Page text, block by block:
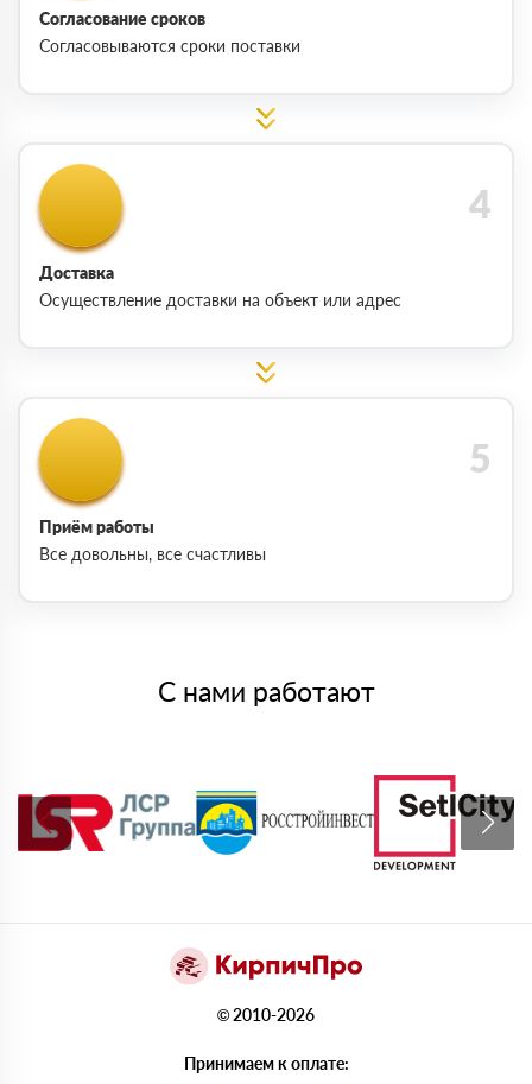
Согласование сроков
Согласовываются сроки поставки
Доставка
Осуществление доставки на объект или адрес
Приём работы
Все довольны, все счастливы
С нами работают
© 2010-2026
Принимаем к оплате: